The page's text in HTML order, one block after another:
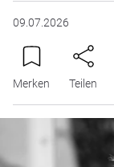
09.07.2026
Merken Teilen